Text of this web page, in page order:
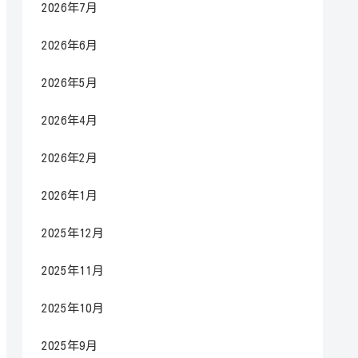
2026年7月
2026年6月
2026年5月
2026年4月
2026年2月
2026年1月
2025年12月
2025年11月
2025年10月
2025年9月